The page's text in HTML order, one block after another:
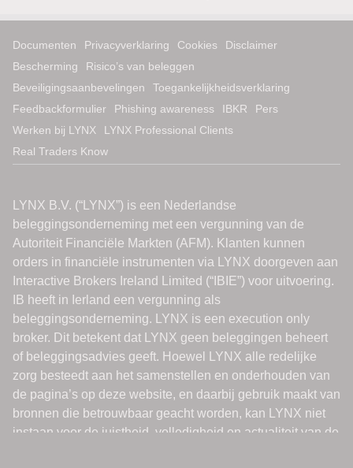
Documenten Privacyverklaring Cookies
Disclaimer
Bescherming
Risico’s van beleggen
Beveiligingsaanbevelingen
Toegankelijkheidsverklaring
Feedbackformulier
Phishing awareness IBKR
Pers
Werken bij LYNX
LYNX Professional Clients
Real Traders Know